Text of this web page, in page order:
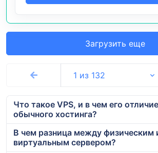
Загрузить еще
1 из 132
Что такое VPS, и в чем его
обычного хостинга?
В чем разница между физическим
виртуальным сервером?